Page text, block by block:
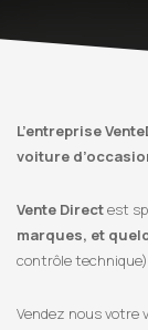
L’entreprise
voiture
Vente Directest
marques, et
contrôle
Vendez nous votre